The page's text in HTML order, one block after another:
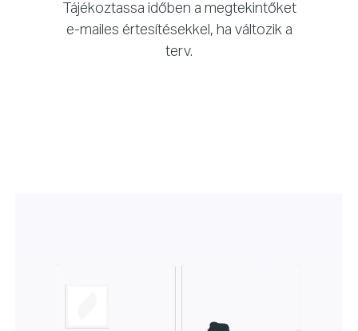
Tájékoztassa időben a megtekintőket
e-mailes értesítésekkel, ha változik a
terv.